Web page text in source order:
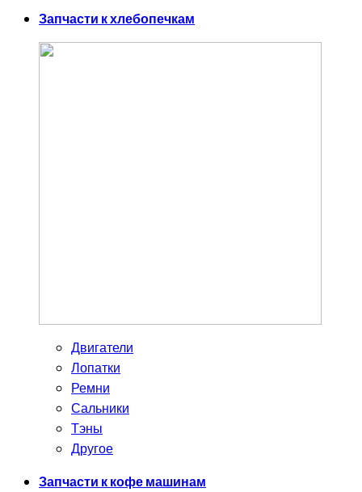
Запчасти к хлебопечкам
Двигатели
Лопатки
Ремни
Сальники
Тэны
Другое
Запчасти к кофе машинам